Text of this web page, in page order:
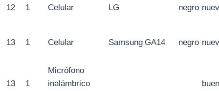
12 1 Celular LG negro
13 1 Celular Samsung GA14 negro
13 1
Micrófono
inalámbrico